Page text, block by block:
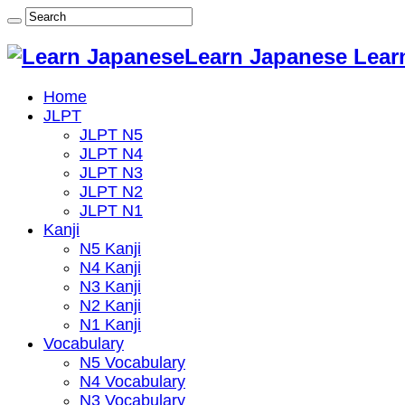
Learn Japanese
Home
JLPT
JLPT N5
JLPT N4
JLPT N3
JLPT N2
JLPT N1
Kanji
N5 Kanji
N4 Kanji
N3 Kanji
N2 Kanji
N1 Kanji
Vocabulary
N5 Vocabulary
N4 Vocabulary
N3 Vocabulary